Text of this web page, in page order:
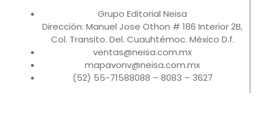
Grupo Editorial Neisa
Dirección: Manuel Jose Othon # 186 Interior 2B,
Col. Transito. Del. Cuauhtémoc. México D.f.
ventas@neisa.com.mx
mapavonv@neisa.com.mx
(52) 55-71588088 – 8083 – 3627